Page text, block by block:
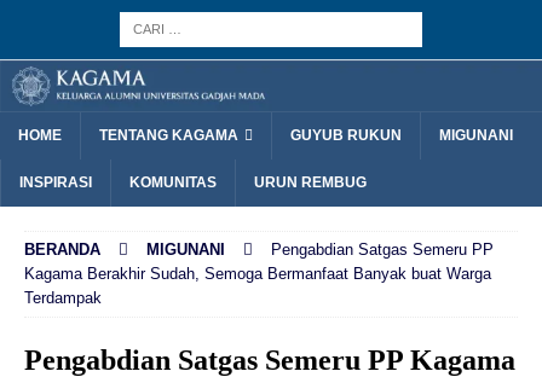
HOME TENTANG KAGAMA GUYUB RUKUN MIGUNANI
INSPIRASI KOMUNITAS URUN REMBUG
BERANDA MIGUNANI
Pengabdian Satgas Semeru PP
Kagama Berakhir Sudah, Semoga Bermanfaat Banyak buat Warga
Terdampak
Pengabdian Satgas Semeru PP Kagama